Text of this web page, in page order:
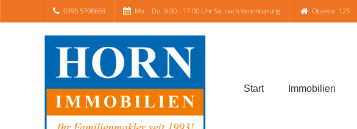
0395 5706669 Mo. - Do. 9.00 - 17.00 Uhr Sa. nach Vereinbarung Objekte: 125
Start Immobilien